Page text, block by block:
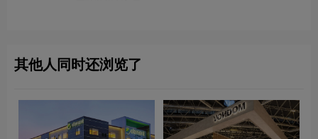
其他人同时还浏览了